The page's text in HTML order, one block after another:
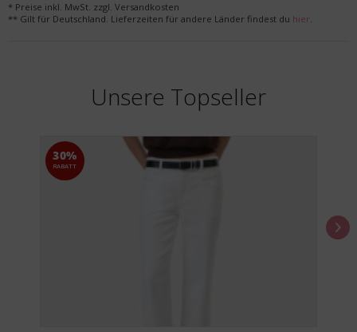
* Preise inkl. MwSt. zzgl. Versandkosten
** Gilt für Deutschland. Lieferzeiten für andere Länder findest du hier.
Unsere Topseller
30%
RABATT